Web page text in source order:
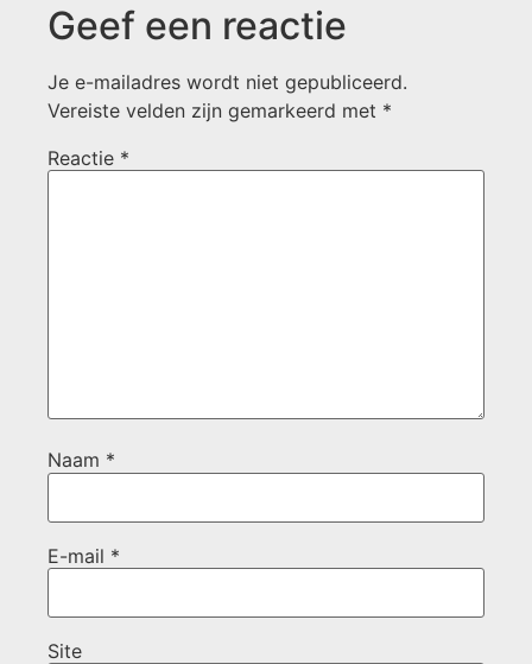
Geef een reactie
Je e-mailadres wordt niet gepubliceerd.
Vereiste velden zijn gemarkeerd met *
Reactie *
Naam *
E-mail *
Site